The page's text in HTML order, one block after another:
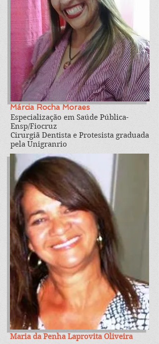
Márcia Rocha Moraes
Especialização em Saúde Pública-
Ensp/Fiocruz
Cirurgiã Dentista e Protesista graduada
pela Unigranrio
Maria da Penha Laprovita Oliveira